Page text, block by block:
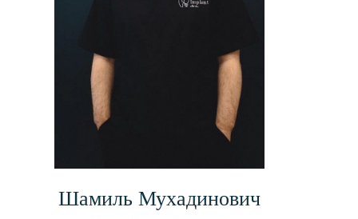
Шамиль Мухадинович